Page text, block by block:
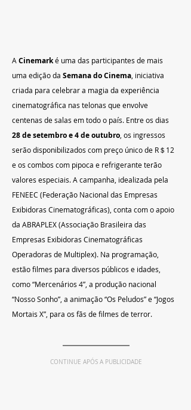
A Cinemark é uma das participantes de mais
uma edição da Semana do Cinema , iniciativa
criada para celebrar a magia da experiência
cinematográfica nas telonas que envolve
centenas de salas em todo o país. Entre os dias
28 de setembro e 4 de outubro , os ingressos
serão disponibilizados com preço único de R＄12
e os combos com pipoca e refrigerante terão
valores especiais. A campanha, idealizada pela
FENEEC (Federação Nacional das Empresas
Exibidoras Cinematográficas), conta com o apoio
da ABRAPLEX (Associação Brasileira das
Empresas Exibidoras Cinematográficas
Operadoras de Multiplex). Na programação,
estão filmes para diversos públicos e idades,
como “Mercenários 4”, a produção nacional
“Nosso Sonho”, a animação “Os Peludos” e “Jogos
Mortais X”, para os fãs de filmes de terror.
CONTINUE APÓS A PUBLICIDADE